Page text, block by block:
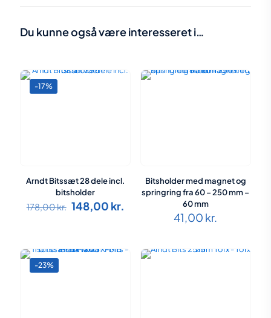
Du kunne også være interesseret i…
-17%
Arndt Bitssæt 28 dele incl.
bitsholder
178,00kr. Den
oprindelige
178,00 kr..
148,00 kr.
148,00 kr..
Bitsholder med magnet og
springring fra 60 – 250 mm –
60 mm
41,00 kr.
-23%